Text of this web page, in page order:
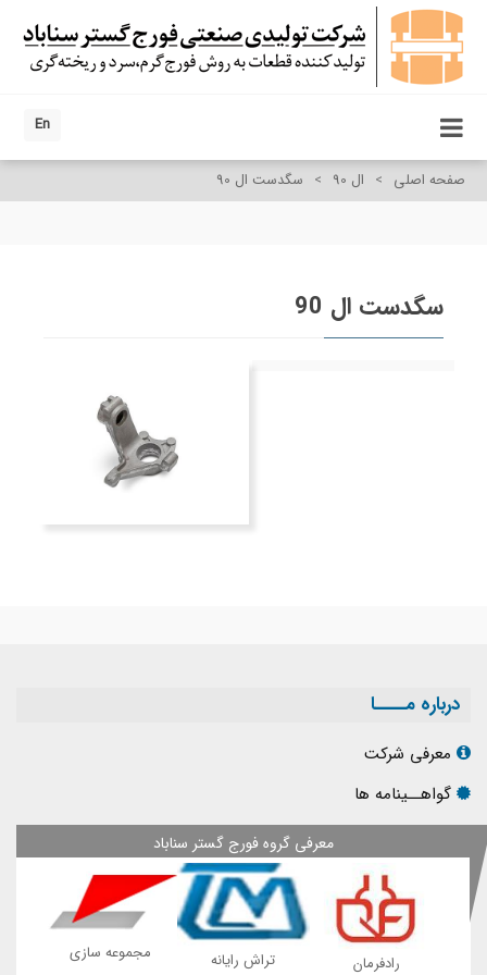
En
صفحه اصلی > ال 90 > سگدست ال 90
سگدست ال 90
درباره مــــا
معرفی شرکت
گواهــینامه ها
معرفی گروه فورج گستر سناباد
مجموعه سازی تراش رایانه رادفرمان